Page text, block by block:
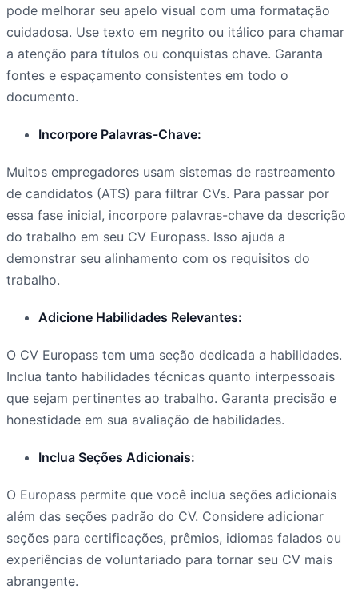
pode melhorar seu apelo visual com uma formatação
cuidadosa. Use texto em negrito ou itálico para chamar
a atenção para títulos ou conquistas chave. Garanta
fontes e espaçamento consistentes em todo o
documento.
Incorpore Palavras-Chave:
Muitos empregadores usam sistemas de rastreamento
de candidatos (ATS) para filtrar CVs. Para passar por
essa fase inicial, incorpore palavras-chave da descrição
do trabalho em seu CV Europass. Isso ajuda a
demonstrar seu alinhamento com os requisitos do
trabalho.
Adicione Habilidades Relevantes:
O CV Europass tem uma seção dedicada a habilidades.
Inclua tanto habilidades técnicas quanto interpessoais
que sejam pertinentes ao trabalho. Garanta precisão e
honestidade em sua avaliação de habilidades.
Inclua Seções Adicionais:
O Europass permite que você inclua seções adicionais
além das seções padrão do CV. Considere adicionar
seções para certificações, prêmios, idiomas falados ou
experiências de voluntariado para tornar seu CV mais
abrangente.